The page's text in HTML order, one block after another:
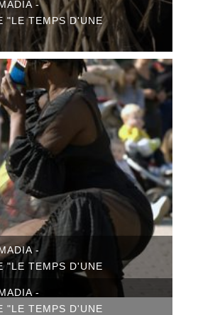
-
"LE TEMPS D'UNE
-
"LE TEMPS D'UNE
-
"LE TEMPS D'UNE